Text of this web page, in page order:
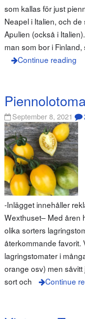
som kallas för just
Neapel i Italien, och
Apulien (också i
man som bor i
Continue reading
September 8, 2021
-Inlägget innehåller
Wexthuset– Med åren
olika sorters
återkommande favorit.
lagringstomater i
orange osv) men
sort och
Continue